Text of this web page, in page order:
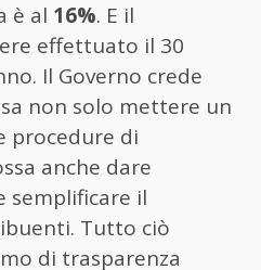
è al 16%. E il
effettuato il 30
Il Governo crede
non solo mettere un
procedure di
anche dare
semplificare il
Tutto ciò
di trasparenza